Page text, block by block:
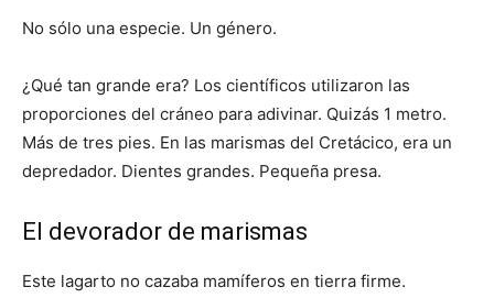
No sólo una especie. Un género.
¿Qué tan grande era? Los científicos utilizaron las
proporciones del cráneo para adivinar. Quizás 1 metro.
Más de tres pies. En las marismas del Cretácico, era un
depredador. Dientes grandes. Pequeña presa.
El devorador de marismas
Este lagarto no cazaba mamíferos en tierra firme.